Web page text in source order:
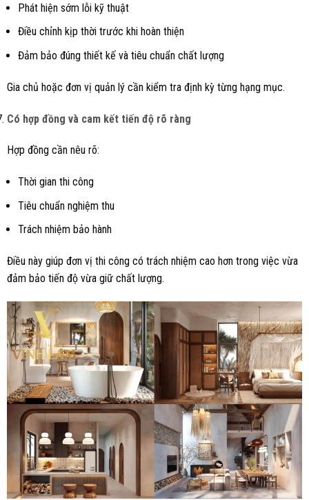
Phát hiện sớm lỗi kỹ thuật
Điều chỉnh kịp thời trước khi hoàn thiện
Đảm bảo đúng thiết kế và tiêu chuẩn chất lượng
Gia chủ hoặc đơn vị quản lý cần kiểm tra định kỳ từng hạng mục.
Có hợp đồng và cam kết tiến độ rõ ràng
Hợp đồng cần nêu rõ:
Thời gian thi công
Tiêu chuẩn nghiệm thu
Trách nhiệm bảo hành
Điều này giúp đơn vị thi công có trách nhiệm cao hơn trong việc vừa
đảm bảo tiến độ vừa giữ chất lượng.